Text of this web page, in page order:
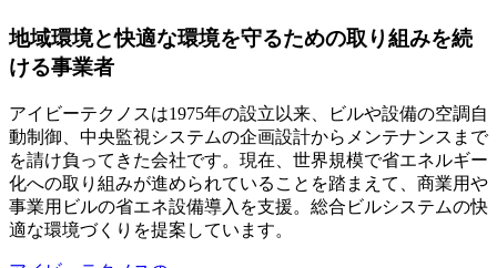
地域環境と快適な環境を守るための取り組みを続
ける事業者
アイビーテクノスは1975年の設立以来、ビルや設備の空調自
動制御、中央監視システムの企画設計からメンテナンスまで
を請け負ってきた会社です。現在、世界規模で省エネルギー
化への取り組みが進められていることを踏まえて、 商業用や
事業用ビルの省エネ設備導入を支援。総合ビルシステムの快
適な環境づくりを提案しています。